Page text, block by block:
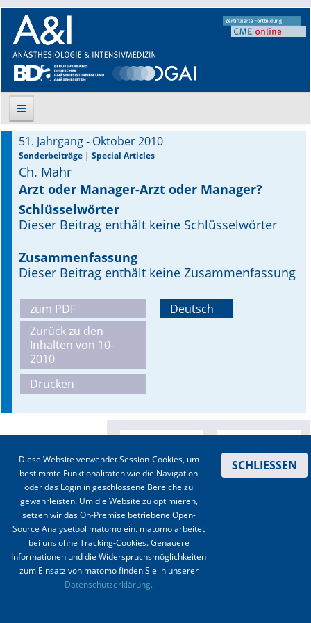
Suche
Aktuelle Ausgabe
Leitlinien
Supplements
Supplements OrphanAnesthesia
Online First
A&I English
Bestell-Service
Stellenmarkt
Kongresskalender
51. Jahrgang - Oktober 2010
Sonderbeiträge | Special Articles
Ch. Mahr
Arzt oder Manager-Arzt oder Manager?
Schlüsselwörter
Dieser Beitrag enthält keine Schlüsselwörter
Zusammenfassung
Dieser Beitrag enthält keine Zusammenfassung
zum PDF
Zurück zu den
Inhalten von 10-
2010
Drucken
Deutsch
Impressum Datenschutz
Diese Website verwendet Session-Cookies, um
bestimmte Funktionalitäten wie die Navigation
oder das Login in geschlossene Bereiche zu
gewährleisten. Um die Website zu optimieren,
setzen wir das On-Premise betriebene Open-
Source Analysetool matomo ein. matomo arbeitet
bei uns ohne Tracking-Cookies. Genauere
Informationen und die Widerspruchsmöglichkeiten
zum Einsatz von matomo finden Sie in unserer
Datenschutzerklärung.
SCHLIESSEN